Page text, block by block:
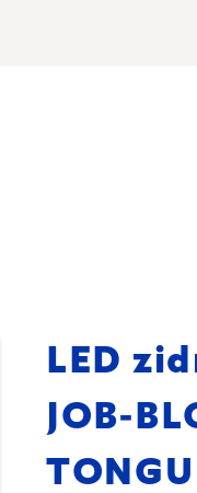
LED
JOB-